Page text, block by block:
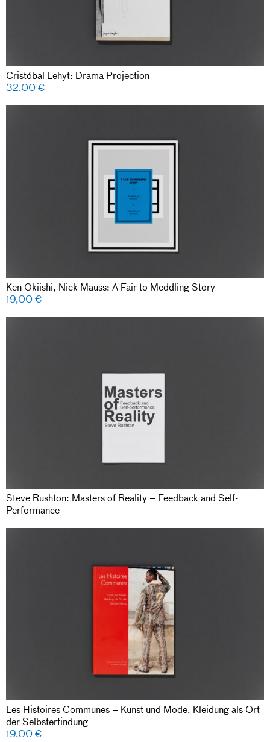
Cristóbal Lehyt: Drama Projection
32,00€
Ken Okiishi, Nick Mauss: A Fair to Meddling Story
19,00€
Steve Rushton: Masters of Reality – Feedback and Self-
Performance
Les Histoires Communes – Kunst und Mode. Kleidung als Ort
der Selbsterfindung
19,00€